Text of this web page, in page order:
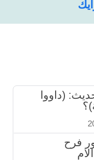
حديث: (داووا
فرح